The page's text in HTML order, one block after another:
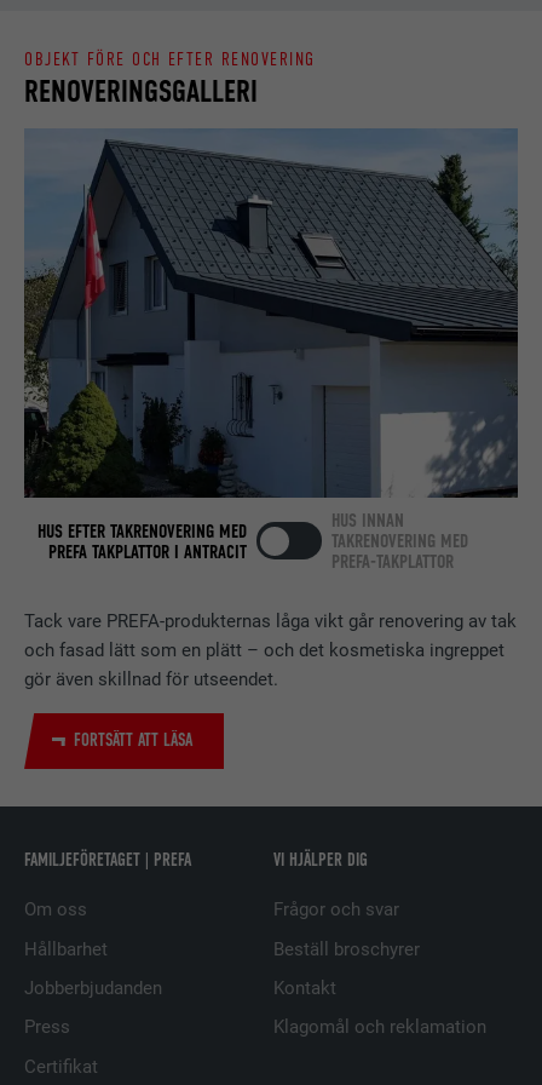
Tack vare PREFA-produkternas låga vikt går renovering av tak
och fasad lätt som en plätt – och det kosmetiska ingreppet
gör även skillnad för utseendet.
FORTSÄTT ATT LÄSA
RENOVERINGSGALLERI
OBJEKT FÖRE OCH EFTER RENOVERING
HUS EFTER TAKRENOVERING MED
PREFA TAKPLATTOR I ANTRACIT
HUS INNAN
TAKRENOVERING MED
PREFA-TAKPLATTOR
FAMILJEFÖRETAGET | PREFA
Om oss
Hållbarhet
Jobberbjudanden
Press
Certifikat
VI HJÄLPER DIG
Frågor och svar
Beställ broschyrer
Kontakt
Klagomål och reklamation
LEVERANTÖRER LinkedIn
PROCEDUR 2 år
ÄNDAMÅL
Används av den sociala
nätverkstjänsten LinkedIn för att
spåra användningen av inbäddade
tjänster.
EFTERNAMN bscookie
LEVERANTÖRER LinkedIn
Används av den sociala
spåra användningen av inbäddade
tjänster.
flera webbplatser för att presentera
relevanta annonser baserat på